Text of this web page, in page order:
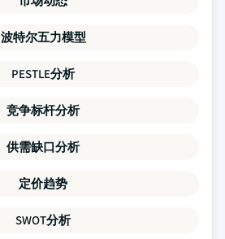
波特尔五力模型
PESTLE分析
竞争标杆分析
供需缺口分析
定价趋势
SWOT分析